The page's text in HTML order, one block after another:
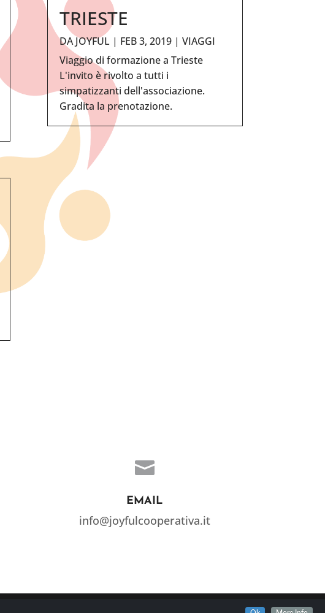
TRIESTE
DAJOYFUL | FEB 3, 2019| VIAGGI
Viaggio di formazione a Trieste
L'invito è rivolto a tutti i
simpatizzanti dell'associazione.
Gradita la prenotazione.

EMAIL
info@joyfulcooperativa.it